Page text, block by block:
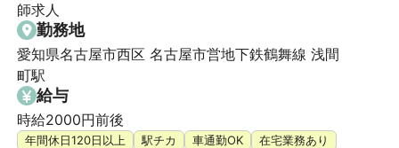
師求人
勤務地
愛知県名古屋市西区 名古屋市営地下鉄鶴舞線 浅間
町駅
給与
時給2000円前後
年間休日120日以上 駅チカ 車通勤OK
在宅業務あり